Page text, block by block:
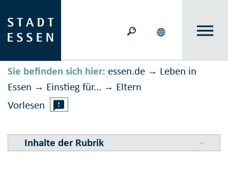
Sie befinden sich hier: essen.de → Leben in
Essen → Einstieg für... → Eltern
Vorlesen
Inhalte der Rubrik